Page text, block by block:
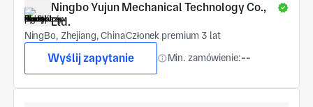
Ningbo Yujun Mechanical Technology Co.,
Ltd.
NingBo, Zhejiang, ChinaCzłonek premium 3 lat
Wyślij zapytanie Min. zamówienie:--